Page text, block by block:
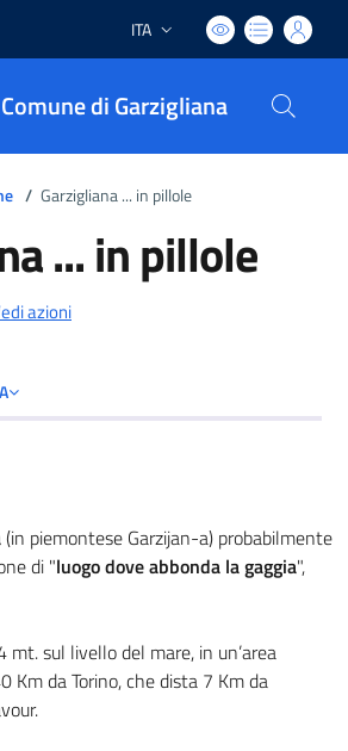
Lingua attiva:
ITA
Comune di Garzigliana
/ Garzigliana ... in pillole
... in pillole
azioni
(in piemontese Garzijan-a) probabilmente
di "luogo dove abbonda la gaggia",
mt. sul livello del mare, in un’area
Km da Torino, che dista 7 Km da